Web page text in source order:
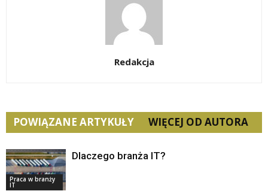
Redakcja
POWIĄZANE ARTYKUŁY WIĘCEJ OD AUTORA
Praca w branży
IT
Dlaczego branża IT?